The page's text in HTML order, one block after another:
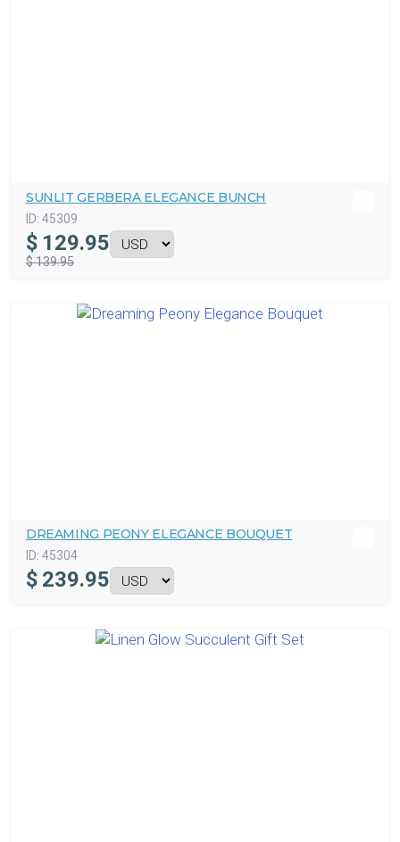
SUNLIT GERBERA ELEGANCE BUNCH
ID: 45309
$ 129.95
$ 139.95
DREAMING PEONY ELEGANCE BOUQUET
ID: 45304
$ 239.95